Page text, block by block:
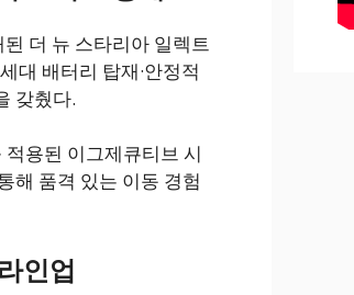
더 뉴 스타리아 일렉트
대 배터리 탑재·안정적
갖췄다.
용된 이그제큐티브 시
해 품격 있는 이동 경험
인업